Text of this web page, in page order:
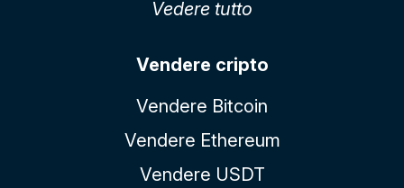
Vedere tutto
Vendere cripto
Vendere Bitcoin
Vendere Ethereum
Vendere USDT